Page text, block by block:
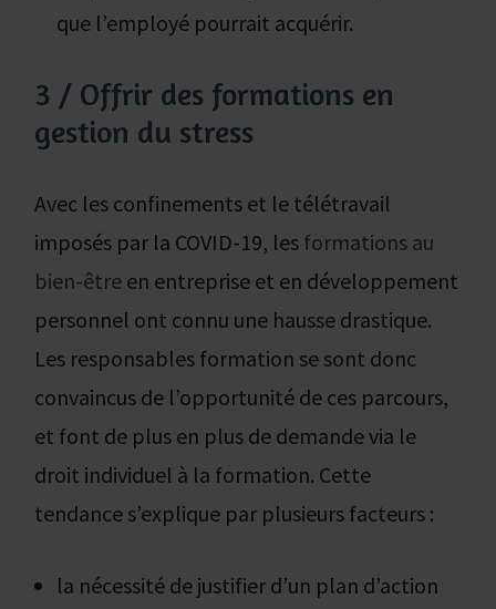
que l’employé pourrait acquérir.
3 / Offrir des formations en
gestion du stress
Avec les confinements et le télétravail
imposés par la COVID-19, les formations au
bien-être en entreprise et en développement
personnel ont connu une hausse drastique.
Les responsables formation se sont donc
convaincus de l’opportunité de ces parcours,
et font de plus en plus de demande via le
droit individuel à la formation. Cette
tendance s’explique par plusieurs facteurs :
la nécessité de justifier d’un plan d’action